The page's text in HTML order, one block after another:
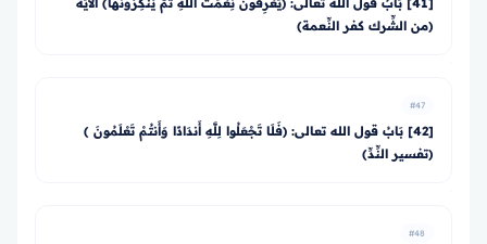
(من الشِّرك كفر النِّعمة)
#47
[42] بَابُ قول الله تعالى: ﴿فَلَا تَجْعَلُوا لِلَّهِ أَندَادًا وَأَنتُمْ تَعْلَمُونَ ﴾
(تفسير النِّدِّ)
#48